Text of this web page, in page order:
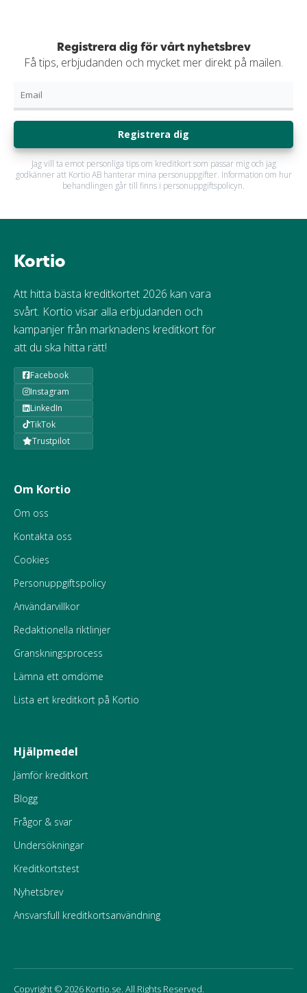
Registrera dig för vårt nyhetsbrev
Få tips, erbjudanden och mycket mer direkt på mailen.
Registrera dig
Jag vill ta emot personliga tips om kreditkort som passar mig och jag
godkänner att Kortio AB hanterar mina personuppgifter. Information om hur
behandlingen går till finns i personuppgiftspolicyn.
Kortio
Att hitta bästa kreditkortet 2026 kan vara
svårt. Kortio visar alla erbjudanden och
kampanjer från marknadens kreditkort för
att du ska hitta rätt!
Facebook
Instagram
LinkedIn
TikTok
Trustpilot
Om Kortio
Om oss
Kontakta oss
Cookies
Personuppgiftspolicy
Användarvillkor
Redaktionella riktlinjer
Granskningsprocess
Lämna ett omdöme
Lista ert kreditkort på Kortio
Hjälpmedel
Jämför kreditkort
Blogg
Frågor & svar
Undersökningar
Kreditkortstest
Nyhetsbrev
Ansvarsfull kreditkortsanvändning
Copyright © 2026 Kortio.se. All Rights Reserved.